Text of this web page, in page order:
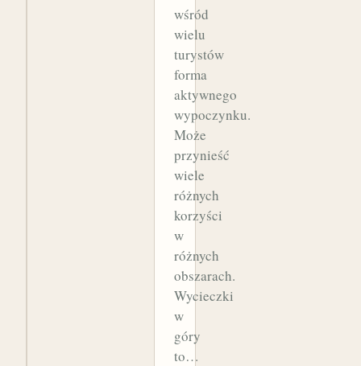
wśród
wielu
turystów
forma
aktywnego
wypoczynku.
Może
przynieść
wiele
różnych
korzyści
w
różnych
obszarach.
Wycieczki
w
góry
to…